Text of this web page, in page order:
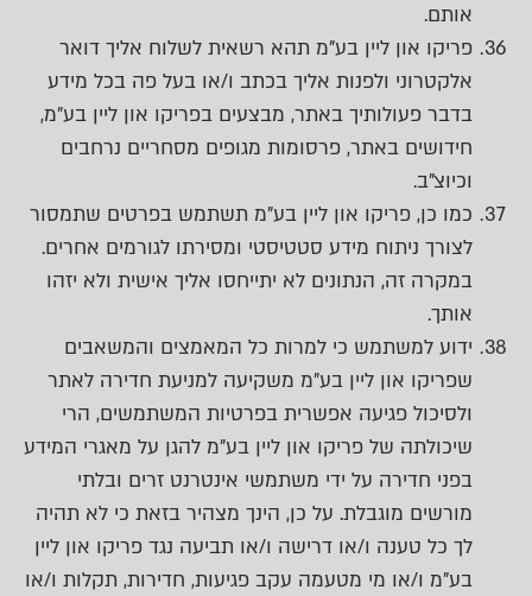
אותם.
פריקו און ליין בע"מ תהא רשאית לשלוח אליך דואר
אלקטרוני ולפנות אליך בכתב ו/או בעל פה בכל מידע
בדבר פעולותיך באתר, מבצעים בפריקו און ליין בע"מ,
חידושים באתר, פרסומות מגופים מסחריים נרחבים
וכיוצ"ב.
כמו כן, פריקו און ליין בע"מ תשתמש בפרטים שתמסור
לצורך ניתוח מידע סטטיסטי ומסירתו לגורמים אחרים.
במקרה זה, הנתונים לא יתייחסו אליך אישית ולא יזהו
אותך.
ידוע למשתמש כי למרות כל המאמצים והמשאבים
שפריקו און ליין בע"מ משקיעה למניעת חדירה לאתר
ולסיכול פגיעה אפשרית בפרטיות המשתמשים, הרי
שיכולתה של פריקו און ליין בע"מ להגן על מאגרי המידע
בפני חדירה על ידי משתמשי אינטרנט זרים ובלתי
מורשים מוגבלת. על כן, הינך מצהיר בזאת כי לא תהיה
לך כל טענה ו/או דרישה ו/או תביעה נגד פריקו און ליין
בע"מ ו/או מי מטעמה עקב פגיעות, חדירות, תקלות ו/או